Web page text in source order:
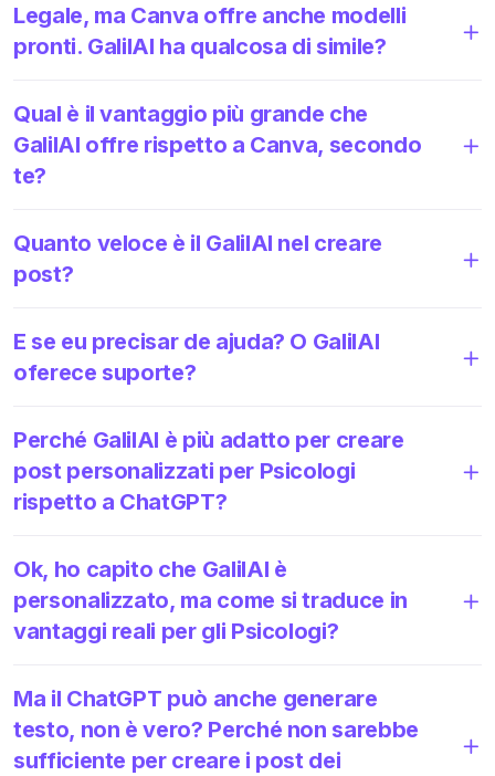
Legale, ma Canva offre anche modelli
pronti. GalilAI ha qualcosa di simile?
Qual è il vantaggio più grande che
GalilAI offre rispetto a Canva, secondo
te?
Quanto veloce è il GalilAI nel creare
post?
E se eu precisar de ajuda? O GalilAI
oferece suporte?
Perché GalilAI è più adatto per creare
post personalizzati per Psicologi
rispetto a ChatGPT?
Ok, ho capito che GalilAI è
personalizzato, ma come si traduce in
vantaggi reali per gli Psicologi?
Ma il ChatGPT può anche generare
testo, non è vero? Perché non sarebbe
sufficiente per creare i post dei